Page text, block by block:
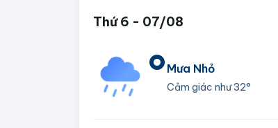
Thứ 6 - 07/08
° Mưa Nhỏ
Cảm giác như32°